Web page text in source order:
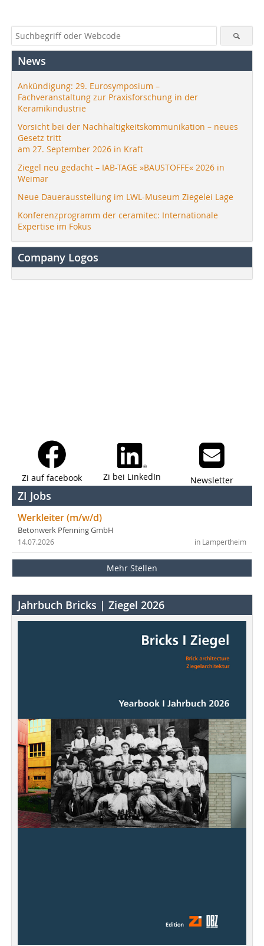
News
Ankündigung: 29. Eurosymposium –
Fachveranstaltung zur Praxisforschung in der
Keramikindustrie
Vorsicht bei der Nachhaltigkeitskommunikation – neues
Gesetz tritt
am 27. September 2026 in Kraft
Ziegel neu gedacht – IAB-TAGE »BAUSTOFFE« 2026 in
Weimar
Neue Dauerausstellung im LWL-Museum Ziegelei Lage
Konferenzprogramm der ceramitec: Internationale
Expertise im Fokus
Company Logos
Zi auf facebook Zi bei LinkedIn Newsletter
ZI Jobs
Werkleiter (m/w/d)
Betonwerk Pfenning GmbH
in Lampertheim
14.07.2026
Mehr Stellen
Jahrbuch Bricks | Ziegel 2026